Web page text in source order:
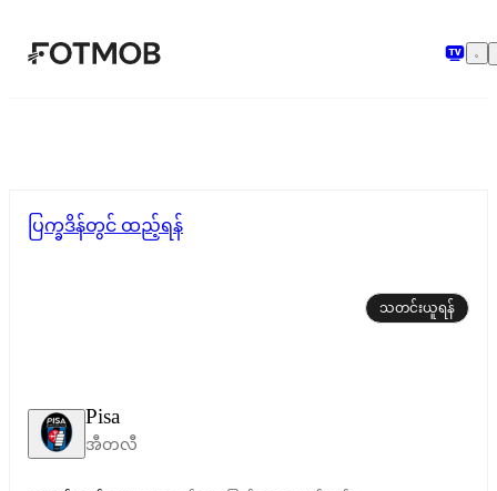
အဓိကအကြောင်းအရာသို့ ကျော်သွားရန်
Pisa
အီတလီ
ပြက္ခဒိန်တွင် ထည့်ရန်
သတင်းယူရန်